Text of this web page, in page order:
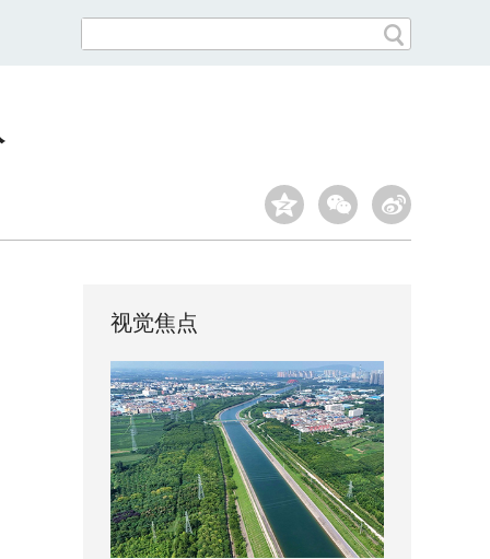
视觉焦点